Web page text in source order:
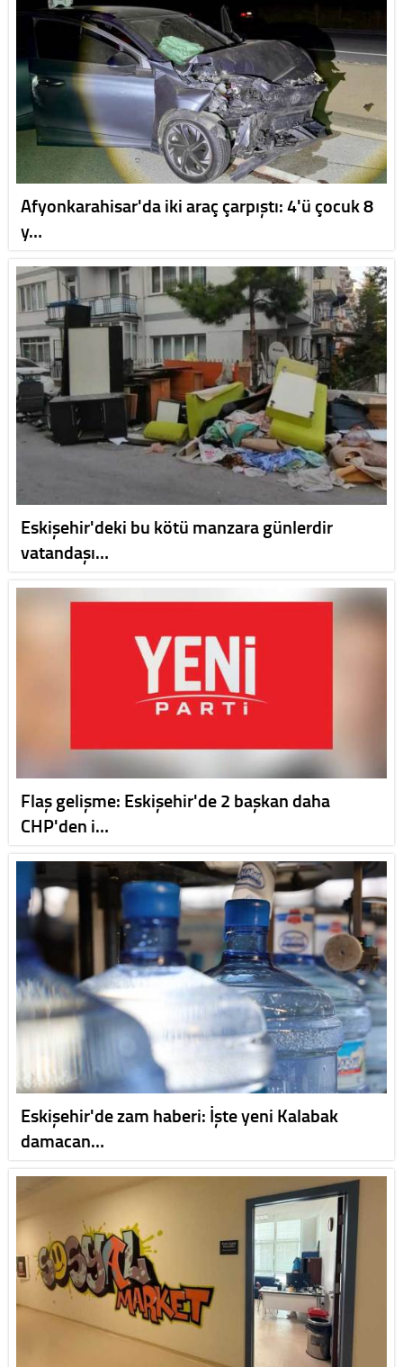
Afyonkarahisar'da iki araç çarpıştı: 4'ü çocuk 8
y…
Eskişehir'deki bu kötü manzara günlerdir
vatandaşı…
Flaş gelişme: Eskişehir'de 2 başkan daha
CHP'den i…
Eskişehir'de zam haberi: İşte yeni Kalabak
damacan…